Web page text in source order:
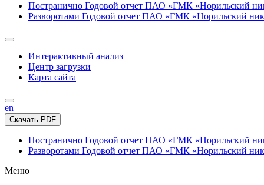
Постранично Годовой отчет ПАО «ГМК «Норильский
Разворотами Годовой отчет ПАО «ГМК «Норильский
Интерактивный анализ
Центр загрузки
Карта сайта
en
Скачать PDF
Постранично Годовой отчет ПАО «ГМК «Норильский
Разворотами Годовой отчет ПАО «ГМК «Норильский
Меню